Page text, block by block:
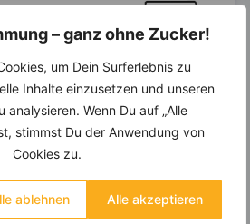
– ganz ohne Zucker!
um Dein Surferlebnis zu
Inhalte einzusetzen und unseren
analysieren. Wenn Du auf „Alle
stimmst Du der Anwendung von
Cookies zu.
ablehnen Alle akzeptieren
noch mehr?
und erhalte
Möglichkeiten,
zu gestalten.
über die Zutaten